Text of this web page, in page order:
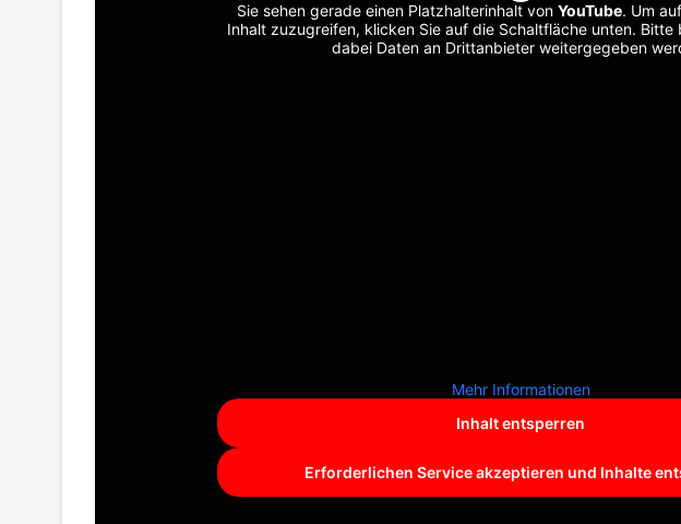
Sie sehen gerade einen Platzhalterinhalt von YouTube. Um
Inhalt zuzugreifen, klicken Sie auf die Schaltfläche unten. Bitte
dabei Daten an Drittanbieter weitergegeben
Mehr Informationen
Inhalt entsperren
Erforderlichen Service akzeptieren und Inhalte